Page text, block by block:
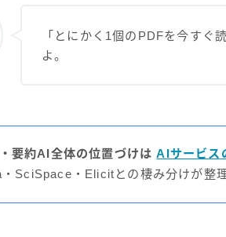
「とにかく1個のPDFを今すぐ
よ。
要約AI全体の位置づけはAIサービス
SciSpace・Elicitとの棲み分けが整理